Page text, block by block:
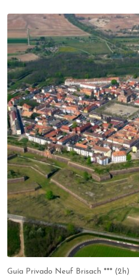
Guía Privado Neuf Brisach *** (2h)